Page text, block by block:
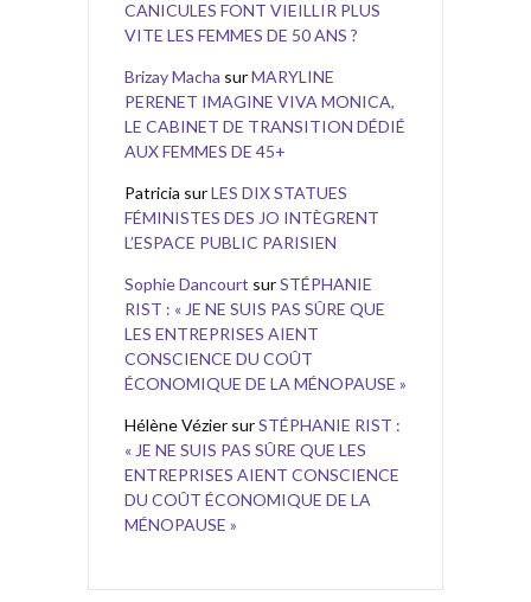
CANICULES FONT VIEILLIR PLUS
VITE LES FEMMES DE 50 ANS ?
Brizay Macha surMARYLINE
PERENET IMAGINE VIVA MONICA,
LE CABINET DE TRANSITION DÉDIÉ
AUX FEMMES DE 45+
Patricia surLES DIX STATUES
FÉMINISTES DES JO INTÈGRENT
L’ESPACE PUBLIC PARISIEN
Sophie Dancourt surSTÉPHANIE
RIST : « JE NE SUIS PAS SÛRE QUE
LES ENTREPRISES AIENT
CONSCIENCE DU COÛT
ÉCONOMIQUE DE LA MÉNOPAUSE »
Hélène Vézier surSTÉPHANIE RIST :
« JE NE SUIS PAS SÛRE QUE LES
ENTREPRISES AIENT CONSCIENCE
DU COÛT ÉCONOMIQUE DE LA
MÉNOPAUSE »